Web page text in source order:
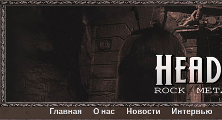
Главная О нас Новости Интервью